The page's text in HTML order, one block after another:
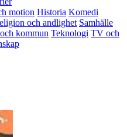
motion Historia Komedi
och andlighet Samhälle
kommun Teknologi TV och